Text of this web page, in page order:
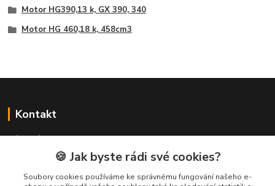
Motor HG390,13 k, GX 390, 340
Motor HG 460,18 k, 458cm3
Kontakt
+420 481 621 329
🍪 Jak byste rádi své cookies?
Soubory cookies používáme ke správnému fungování našeho e-